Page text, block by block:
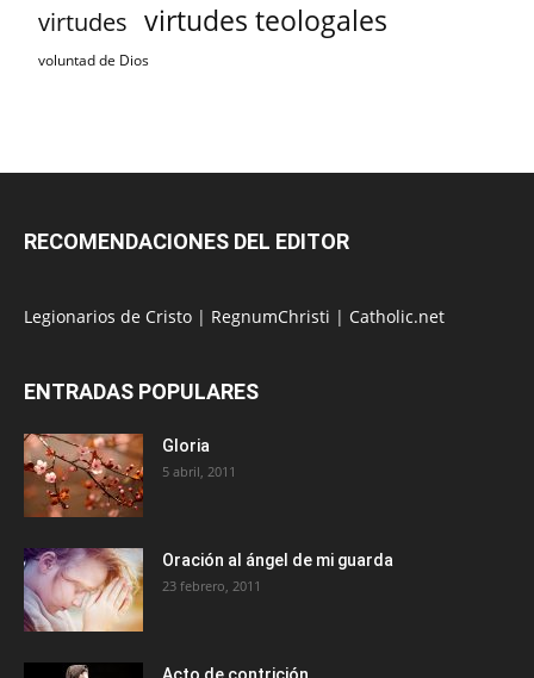
virtudes virtudes teologales
voluntad de Dios
RECOMENDACIONES DEL EDITOR
Legionarios de Cristo | RegnumChristi | Catholic.net
ENTRADAS POPULARES
Gloria
5 abril, 2011
Oración al ángel de mi guarda
23 febrero, 2011